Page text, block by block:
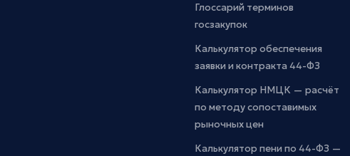
Глоссарий терминов
госзакупок
Калькулятор обеспечения
заявки и контракта 44-ФЗ
Калькулятор НМЦК — расчёт
по методу сопоставимых
рыночных цен
Калькулятор пени по 44-ФЗ —